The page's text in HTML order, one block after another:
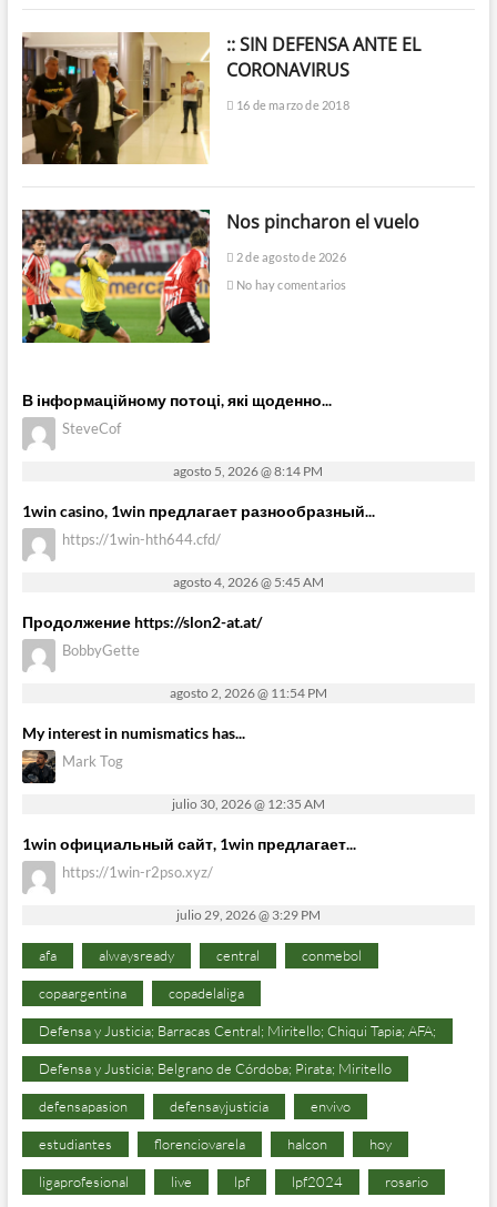
:: SIN DEFENSA ANTE EL
CORONAVIRUS
16 de marzo de 2018
Nos pincharon el vuelo
2 de agosto de 2026
No hay comentarios
В інформаційному потоці, які щоденно...
SteveCof
agosto 5, 2026 @ 8:14 PM
1win casino, 1win предлагает разнообразный...
https://1win-hth644.cfd/
agosto 4, 2026 @ 5:45 AM
Продолжение https://slon2-at.at/
BobbyGette
agosto 2, 2026 @ 11:54 PM
My interest in numismatics has...
Mark Tog
julio 30, 2026 @ 12:35 AM
1win официальный сайт, 1win предлагает...
https://1win-r2pso.xyz/
julio 29, 2026 @ 3:29 PM
afa alwaysready central conmebol
copaargentina copadelaliga
Defensa y Justicia; Barracas Central; Miritello; Chiqui Tapia; AFA;
Defensa y Justicia; Belgrano de Córdoba; Pirata; Miritello
defensapasion defensayjusticia envivo
estudiantes florenciovarela halcon hoy
ligaprofesional live lpf lpf2024 rosario